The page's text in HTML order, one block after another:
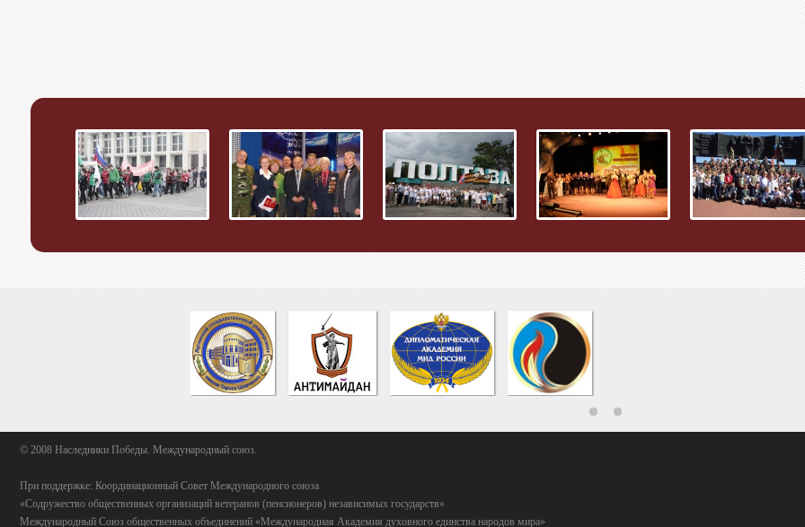
© 2008 Наследники Победы. Международный союз.
При поддержке: Координационный Совет Международного союза
«Содружество общественных организаций ветеранов (пенсионеров) независимых государств»
Международный Союз общественных объединений «Международная Академия духовного единства народов мира»